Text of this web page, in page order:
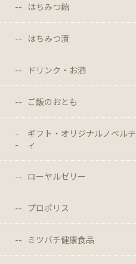
はちみつ飴
はちみつ漬
ドリンク・お酒
ご飯のおとも
ギフト・オリジナルノベルテ
ィ
ローヤルゼリー
プロポリス
ミツバチ健康食品